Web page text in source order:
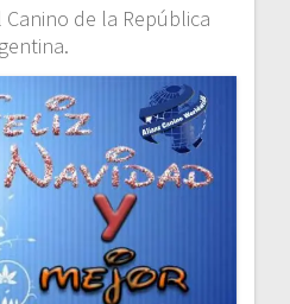
Canino de la República